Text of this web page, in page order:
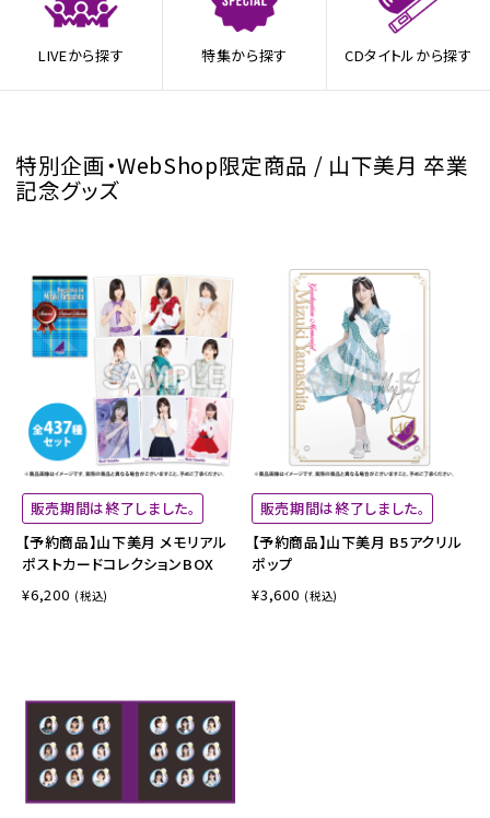
LIVEから探す 特集から探す CDタイトルから探す
特別企画・WebShop限定商品 / 山下美月 卒業
記念グッズ
販売期間は終了しました。
【予約商品】山下美月 メモリアル
ポストカードコレクションBOX
¥6,200 (税込)
販売期間は終了しました。
【予約商品】山下美月 B5アクリル
ポップ
¥3,600 (税込)